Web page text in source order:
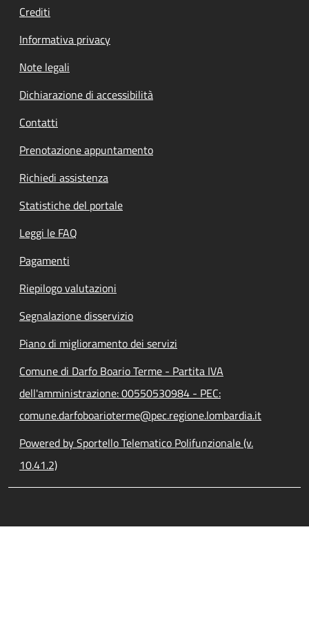
Crediti
Informativa privacy
Note legali
Dichiarazione di accessibilità
Contatti
Prenotazione appuntamento
Richiedi assistenza
Statistiche del portale
Leggi le FAQ
Pagamenti
Riepilogo valutazioni
Segnalazione disservizio
Piano di miglioramento dei servizi
Comune di Darfo Boario Terme - Partita IVA
dell'amministrazione: 00550530984 - PEC:
comune.darfoboarioterme@pec.regione.lombardia.it
Powered by Sportello Telematico Polifunzionale (v.
10.41.2)